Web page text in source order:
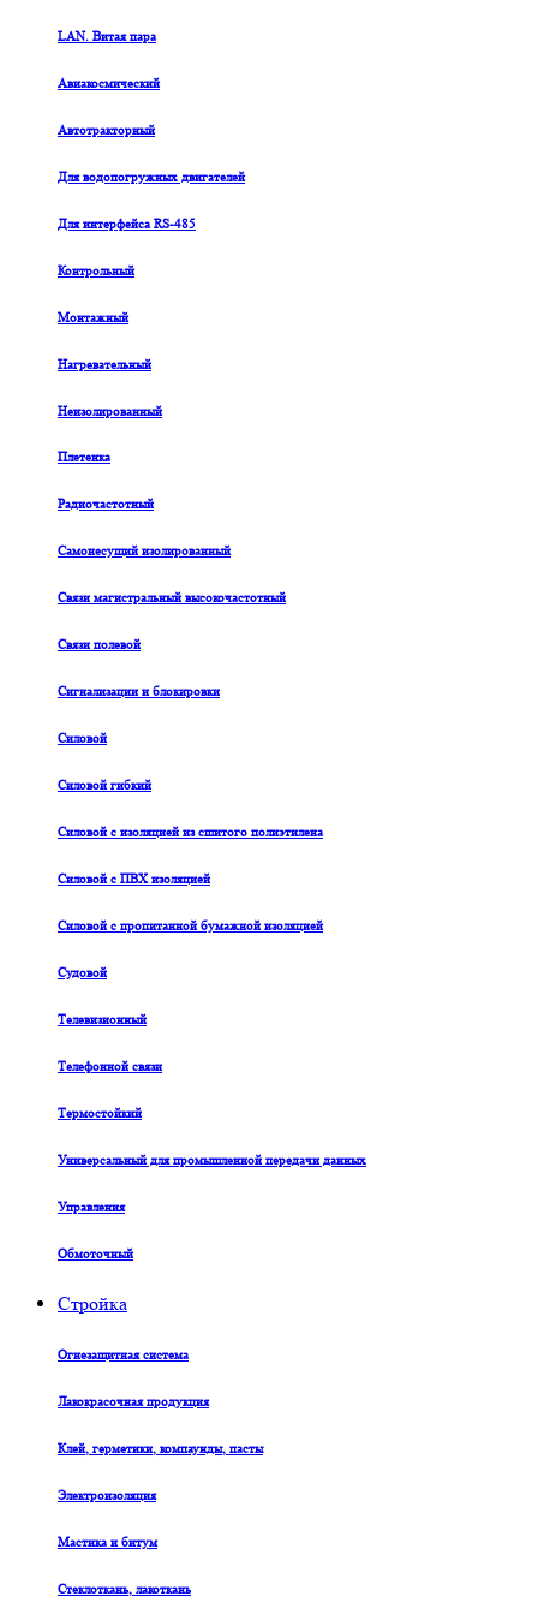
LAN. Витая пара
Авиакосмический
Автотракторный
Для водопогружных двигателей
Для интерфейса RS-485
Контрольный
Монтажный
Нагревательный
Неизолированный
Плетенка
Радиочастотный
Самонесущий изолированный
Связи магистральный высокочастотный
Связи полевой
Сигнализации и блокировки
Силовой
Силовой гибкий
Силовой с изоляцией из сшитого полиэтилена
Силовой с ПВХ изоляцией
Силовой с пропитанной бумажной изоляцией
Судовой
Телевизионный
Телефонной связи
Термостойкий
Универсальный для промышленной передачи данных
Управления
Обмоточный
Стройка
Огнезащитная система
Лакокрасочная продукция
Клей, герметики, компаунды, пасты
Электроизоляция
Мастика и битум
Стеклоткань, лакоткань